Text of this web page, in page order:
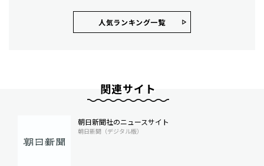
人気ランキング⼀覧
関連サイト
朝日新聞社のニュースサイト
朝日新聞（デジタル版）